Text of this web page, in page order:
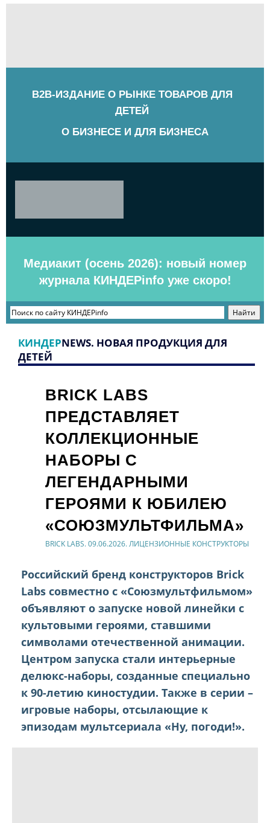
B2B-ИЗДАНИЕ О РЫНКЕ ТОВАРОВ ДЛЯ
ДЕТЕЙ
О БИЗНЕСЕ И ДЛЯ БИЗНЕСА
Медиакит (осень 2026): новый номер
журнала КИНДЕРinfo уже скоро!
КИНДЕРNEWS. НОВАЯ ПРОДУКЦИЯ ДЛЯ
ДЕТЕЙ
BRICK LABS
ПРЕДСТАВЛЯЕТ
КОЛЛЕКЦИОННЫЕ
НАБОРЫ С
ЛЕГЕНДАРНЫМИ
ГЕРОЯМИ К ЮБИЛЕЮ
«СОЮЗМУЛЬТФИЛЬМА»
BRICK LABS. 09.06.2026. ЛИЦЕНЗИОННЫЕ КОНСТРУКТОРЫ
Российский бренд конструкторов Brick
Labs совместно с «Союзмультфильмом»
объявляют о запуске новой линейки с
культовыми героями, ставшими
символами отечественной анимации.
Центром запуска стали интерьерные
делюкс-наборы, созданные специально
к 90-летию киностудии. Также в серии –
игровые наборы, отсылающие к
эпизодам мультсериала «Ну, погоди!».